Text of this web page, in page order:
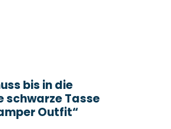
bis in die
schwarze Tasse
Outfit“